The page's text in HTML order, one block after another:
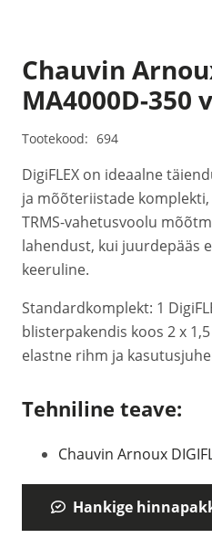
Chauvin
MA4000D-
Tootekood: 694
DigiFLEX on ideaalne
ja mõõteriistade
TRMS-vahetusvoolu
lahendust, kui juurdepääs
keeruline.
Standardkomplekt: 1
blisterpakendis koos 2 x 1,5
elastne rihm ja
Tehniline teave:
Chauvin Arnoux
Hankige